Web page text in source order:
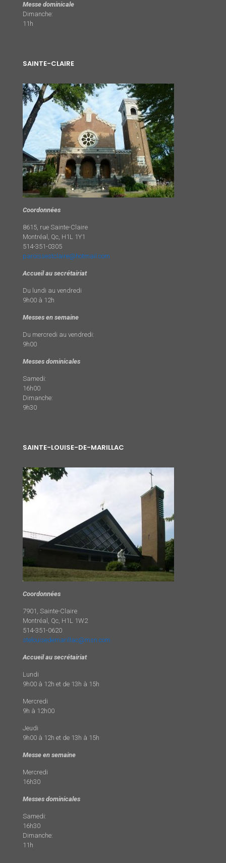
Messe dominicale
Dimanche:
11h
SAINTE-CLAIRE
Coordonnées
8615, rue Sainte-Claire
Montréal, Qc, H1L 1Y1
514-351-0305
paroissestclaire@hotmail.com
Accueil au secrétairiat
Du lundi au vendredi
9h00 à 12h
Messes en semaine
Du mercredi au vendredi:
9h00
Messes dominicales
Samedi:
16h00
Dimanche:
9h30
SAINTE-LOUISE-DE-MARILLAC
Coordonnées
7901, Sainte-Claire
Montréal, Qc, H1L 1W2
514-351-0620
stelouisedemarillac@msn.com
Accueil au secrétairiat
Lundi
9h00 à 12h et de 13h à 15h
Mercredi
9h à 12h00
Jeudi
9h00 à 12h et de 13h à 15h
Messe en semaine
Mercredi
16h30
Messes dominicales
Samedi:
16h30
Dimanche:
11h